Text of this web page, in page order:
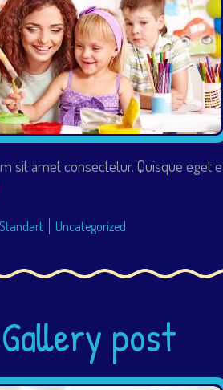
sit amet consectetur. Quisque
Standart Uncategorized
Gallery post